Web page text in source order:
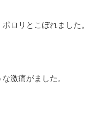
ロリとこぼれました。
激痛がました。